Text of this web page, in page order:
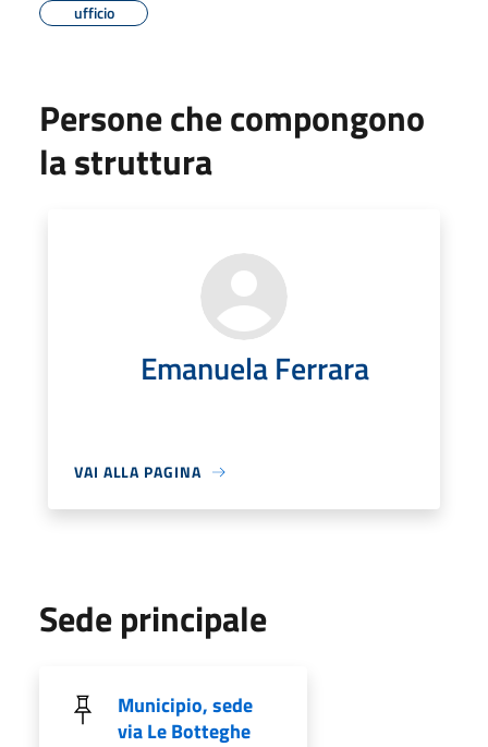
ufficio
Persone che compongono
la struttura
Emanuela Ferrara
VAI ALLA PAGINA
Sede principale
Municipio, sede
via Le Botteghe